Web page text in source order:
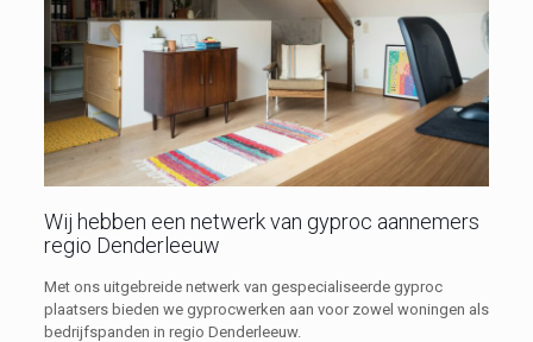
Wij hebben een netwerk van gyproc aannemers
regio Denderleeuw
Met ons uitgebreide netwerk van gespecialiseerde gyproc
plaatsers bieden we gyprocwerken aan voor zowel woningen als
bedrijfspanden in regio Denderleeuw.